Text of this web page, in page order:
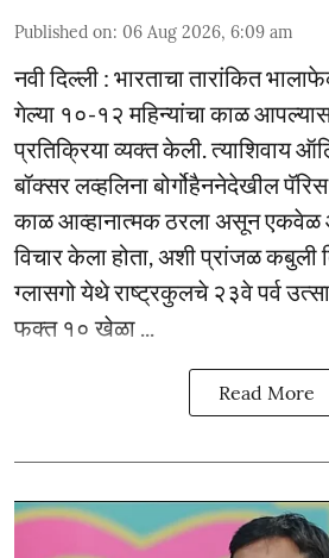
Published on: 06 Aug 2026, 6:09 am
नवी दिल्ली : भारताचा तारांकित
गेल्या १०-१२ महिन्यांचा काळ
प्रतिक्रिया व्यक्त केली. त्याशिवाय
बॉक्सर लव्हलिना बोर्गोहैननेदेखील
काळ आव्हानात्मक ठरला असून एकवेळ
विचार केला होता, अशी प्रांजळ कबुली
ग्लासगो येथे राष्ट्रकुलचे २३वे पर्व
फक्त १० खेळा ...
Read More